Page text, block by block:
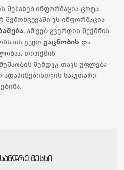
შესახებ ინფორმაცია ცოტა
შემთხვევაში ეს ინფორმაცია
. ამ ვებ გვერდის შექმნის
უკეთ გაცნობის და
თითქმის
მუშაობის შემდეგ თავს უფლება
საკუთარი
ᲛᲔᲡᲮᲘ